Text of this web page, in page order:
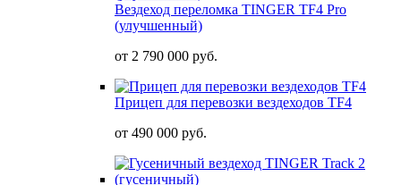
Вездеход переломка TINGER TF4 Pro
(улучшенный)
от 2 790 000 руб.
Прицеп для перевозки вездеходов TF4
от 490 000 руб.